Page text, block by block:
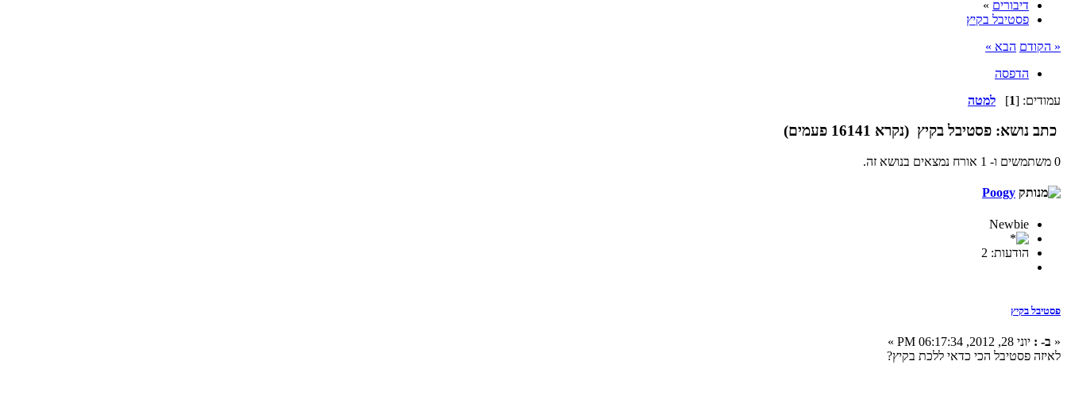
דיבורים »
פסטיבל בקיץ
« הקודם הבא »
הדפסה
עמודים: [1
] למטה
כתב נושא: פסטיבל בקיץ (נקרא 16141 פעמים)
0 משתמשים ו- 1 אורח נמצאים בנושא זה.
Poogy
Newbie
הודעות: 2
פסטיבל בקיץ
« ב- : יוני 28, 2012, 06:17:34 PM »
לאיזה פסטיבל הכי כדאי ללכת בקיץ?